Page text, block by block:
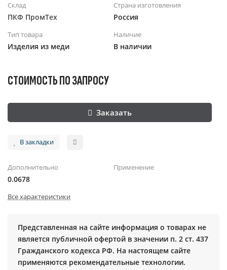
Склад
ПКФ ПромТех
Страна изготовления
Россия
Тип товара
Изделия из меди
Наличие
В наличии
СТОИМОСТЬ ПО ЗАПРОСУ
Заказать
В закладки
Дополнительно
0.0678
Применение
Все характеристики
Представленная на сайте информация о товарах не
является публичной офертой в значении п. 2 ст. 437
Гражданского кодекса РФ. На настоящем сайте
применяются рекомендательные технологии.